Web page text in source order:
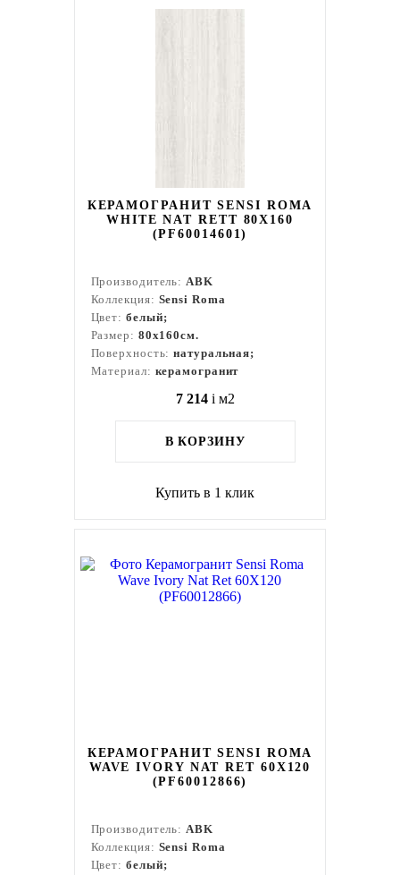
КЕРАМОГРАНИТ SENSI ROMA
WHITE NAT RETT 80X160
(PF60014601)
Производитель:ABK
Коллекция: Sensi Roma
Цвет: белый;
Размер: 80x160см.
Поверхность:натуральная;
Материал: керамогранит
7 214 i м2
В КОРЗИНУ
Купить в 1 клик
КЕРАМОГРАНИТ SENSI ROMA
WAVE IVORY NAT RET 60X120
(PF60012866)
Производитель:ABK
Коллекция: Sensi Roma
Цвет: белый;